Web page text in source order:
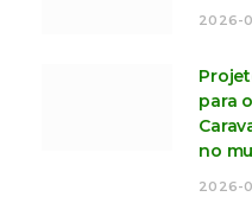
2026-
para
no
2026-